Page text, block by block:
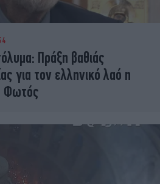
Πράξη βαθιάς
για τον ελληνικό λαό η
Φωτός